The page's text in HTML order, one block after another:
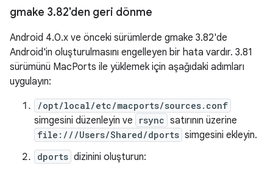
gmake 3.82'den geri dönme
Android 4.0.x ve önceki sürümlerde gmake 3.82'de
Android'in oluşturulmasını engelleyen bir hata vardır. 3.81
sürümünü MacPorts ile yüklemek için aşağıdaki adımları
uygulayın:
/opt/local/etc/macports/sources.conf
simgesini düzenleyin ve rsync satırının üzerine
file:///Users/Shared/dports simgesini ekleyin.
dports dizinini oluşturun: